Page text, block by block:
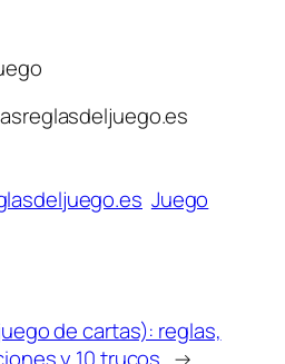
Juego
de cartas): reglas,